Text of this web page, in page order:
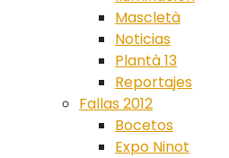
Mascletà
Noticias
Plantà 13
Reportajes
Fallas 2012
Bocetos
Expo Ninot